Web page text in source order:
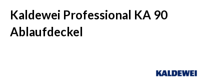
Kaldewei Professional KA 90
Ablaufdeckel